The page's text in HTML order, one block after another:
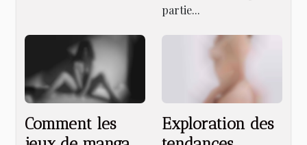
partie...
Comment les
Exploration des